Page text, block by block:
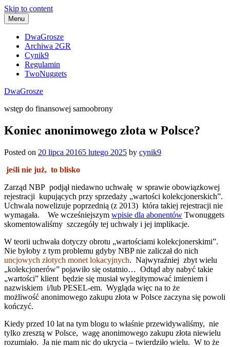
Skip to content
Menu
DwaGrosze
Archiwa 2GR
Cynik9
Regulamin
TwoNuggets
DwaGrosze
wstęp do finansowej samoobrony
Koniec anonimowego złota w Polsce?
Posted on 20 lipca 20165 lutego 2025 by cynik9
jeśli nie już, to blisko
Zarząd NBP podjął niedawno uchwałę w sprawie obowiązkowej
rejestracji kupujących przy sprzedaży „wartości kolekcjonerskich”.
Uchwala nowelizuje poprzednią (z 2013) która takiej rejestracji nie
wymagała. We wcześniejszym wpisie dla abonentów Twonuggets
skomentowaliśmy szczegóły tej uchwały i jej implikacje.
W teorii uchwała dotyczy obrotu „wartościami kolekcjonerskimi”.
Nie byłoby z tym problemu gdyby NBP nie zaliczał do nich
uncjowych złotych monet lokacyjnych. Najwyraźniej zbyt wielu
„kolekcjonerów” pojawiło się ostatnio… Odtąd aby nabyć takie
„wartości” klient będzie się musiał wylegitymować imieniem i
nazwiskiem i/lub PESEL-em. Wygląda więc na to że
możliwość anonimowego zakupu złota w Polsce zaczyna się powoli
kończyć.
Kiedy przed 10 lat na tym blogu to właśnie przewidywaliśmy, nie
tylko zresztą w Polsce, wagę anonimowego zakupu złota niewielu
rozumiało. Ja nie mam nic do ukrycia – twierdziło wielu. W to że